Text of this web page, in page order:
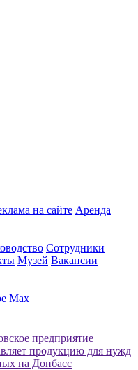
на сайте Аренда
Сотрудники
Музей Вакансии
Max
предприятие
продукцию для нужд
на Донбасс